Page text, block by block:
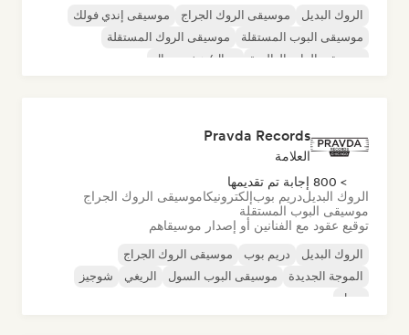
الروك البديل موسيقى الروك الجراج
موسيقى إندي فولك
موسيقى البوب المستقلة
موسيقى الروك المستقلة
موسيقى الراب العالمية
ميتال/هيفي ميتال
Pravda Records
العلامة
> 800 إجابة تم تقديمها
الروك البديلدريم بوبإلكترونيكاموسيقى الروك الجراج
موسيقى البوب المستقلة
توقيع عقود مع الفنانين أو إصدار موسيقاهم
الروك البديل دريم بوب
موسيقى الروك الجراج
الموجة الجديدة
موسيقى البوب السول الريغي
شوجيز
سول